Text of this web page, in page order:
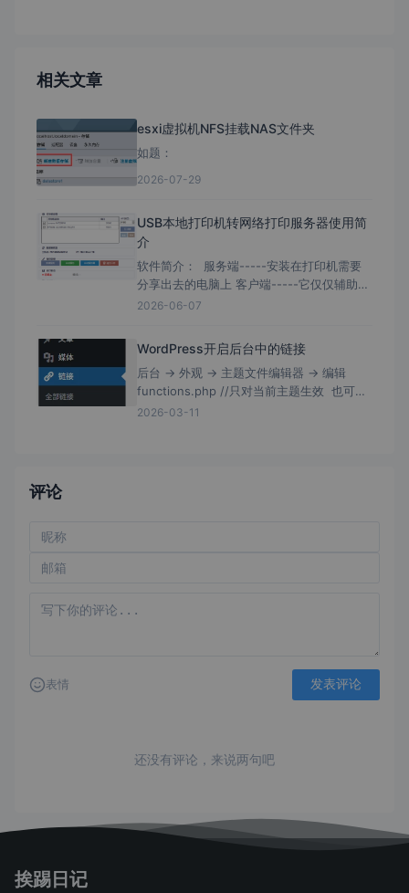
相关文章
esxi虚拟机NFS挂载NAS文件夹
如题：
2026-07-29
USB本地打印机转网络打印服务器使用简
介
软件简介： 服务端-----安装在打印机需要
分享出去的电脑上 客户端-----它仅仅辅助为
需要去连接打印机的电脑快速安装； 客户端
2026-06-07
WordPress开启后台中的链接
后台 → 外观 → 主题文件编辑器 → 编辑
functions.php //只对当前主题生效 也可编
辑/wp-includes/functions.php //理论上
2026-03-11
评论
表情 发表评论
还没有评论，来说两句吧
挨踢日记